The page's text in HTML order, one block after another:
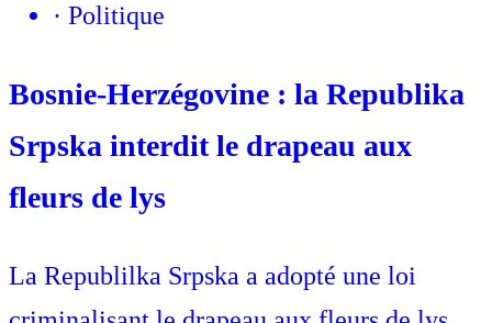
· Politique
Bosnie-Herzégovine : la Republika
Srpska interdit le drapeau aux
fleurs de lys
La Republilka Srpska a adopté une loi